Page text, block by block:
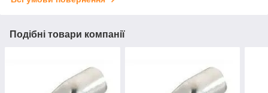
Подібні товари компанії